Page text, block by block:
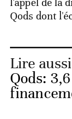
Qods dont
Lire
Qods: